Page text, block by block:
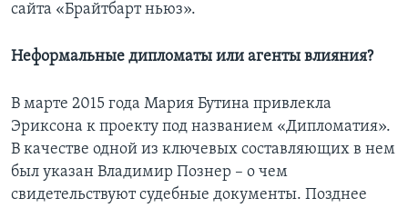
сайта «Брайтбарт ньюз».
Неформальные дипломаты или агенты влияния?
В марте 2015 года Мария Бутина привлекла
Эриксона к проекту под названием «Дипломатия».
В качестве одной из ключевых составляющих в нем
был указан Владимир Познер – о чем
свидетельствуют судебные документы. Позднее